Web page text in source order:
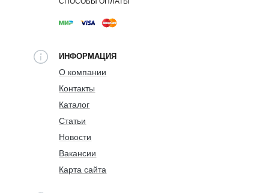
ИНФОРМАЦИЯ
О компании
Контакты
Каталог
Статьи
Новости
Вакансии
Карта сайта